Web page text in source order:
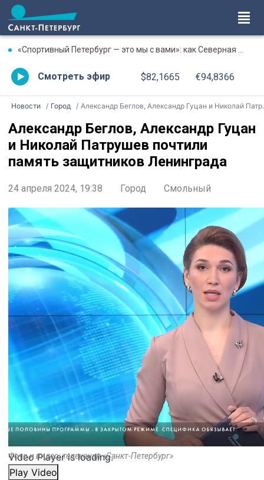
«Спортивный Петербург — это мы с вами»: как Северная столица отметила День физкультурника
Смотреть эфир $82,1665 €94,8366
Новости Город Александр Беглов, Александр Гуцан и Николай Патрушев почтили память защитников Ленинграда
Александр Беглов, Александр Гуцан
и Николай Патрушев почтили
память защитников Ленинграда
24 апреля 2024, 19:38 Город Смольный
Video Player is loading.
Play Video
Фото и видео: телеканал «Санкт-Петербург»